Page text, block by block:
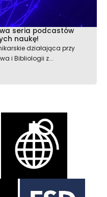
seria podcastów
naukę!
działająca przy
i Bibliologii z...